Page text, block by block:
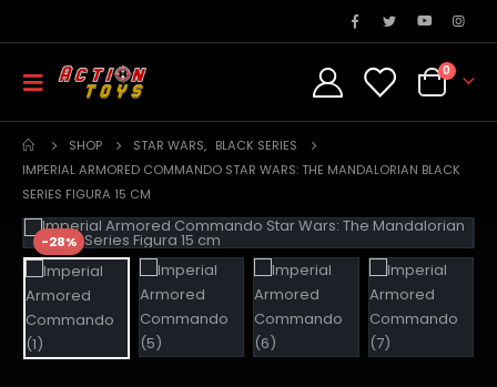
0
SHOP STAR WARS, BLACK SERIES
IMPERIAL ARMORED COMMANDO STAR WARS: THE MANDALORIAN BLACK
SERIES FIGURA 15 CM
-28%